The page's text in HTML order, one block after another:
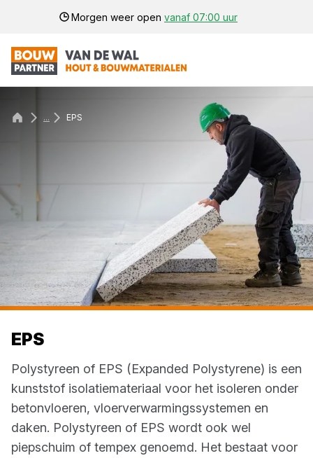
Morgen weer open vanaf 07:00 uur
... EPS
EPS
Polystyreen of EPS (Expanded Polystyrene) is een
kunststof isolatiemateriaal voor het isoleren onder
betonvloeren, vloerverwarmingssystemen en
daken. Polystyreen of EPS wordt ook wel
piepschuim of tempex genoemd. Het bestaat voor